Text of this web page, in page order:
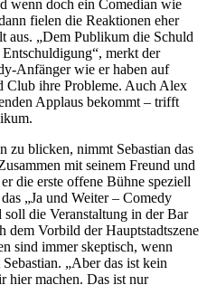
wenn doch ein Comedian wie
fielen die Reaktionen eher
aus. „Dem Publikum die Schuld
merkt der
Anfänger wie er haben auf
Club ihre Probleme. Auch Alex
Applaus bekommt – trifft
zu blicken, nimmt Sebastian das
mit seinem Freund und
die erste offene Bühne speziell
„Ja und Weiter – Comedy
die Veranstaltung in der Bar
dem Vorbild der Hauptstadtszene
sind immer skeptisch, wenn
„Aber das ist kein
hier machen. Das ist nur